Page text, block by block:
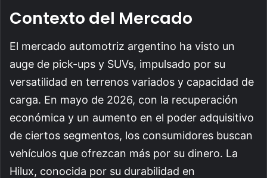
Contexto del Mercado
El mercado automotriz argentino ha visto un
auge de pick-ups y SUVs, impulsado por su
versatilidad en terrenos variados y capacidad de
carga. En mayo de 2026, con la recuperación
económica y un aumento en el poder adquisitivo
de ciertos segmentos, los consumidores buscan
vehículos que ofrezcan más por su dinero. La
Hilux, conocida por su durabilidad en